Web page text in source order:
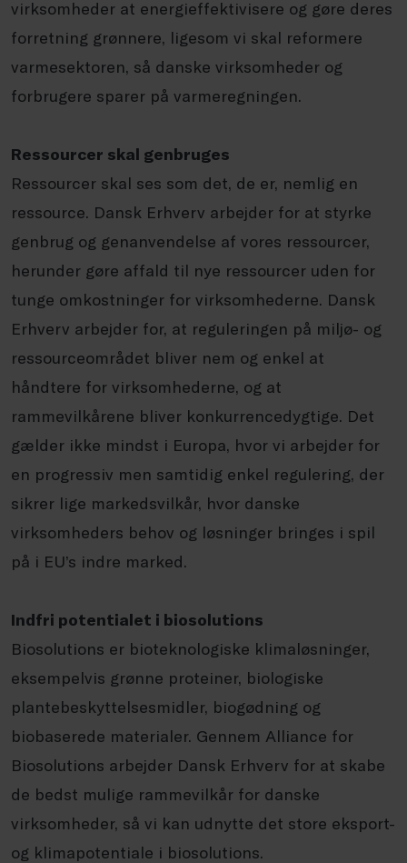
virksomheder at energieffektivisere og gøre deres
forretning grønnere, ligesom vi skal reformere
varmesektoren, så danske virksomheder og
forbrugere sparer på varmeregningen.
Ressourcer skal genbruges
Ressourcer skal ses som det, de er, nemlig en
ressource. Dansk Erhverv arbejder for at styrke
genbrug og genanvendelse af vores ressourcer,
herunder gøre affald til nye ressourcer uden for
tunge omkostninger for virksomhederne. Dansk
Erhverv arbejder for, at reguleringen på miljø- og
ressourceområdet bliver nem og enkel at
håndtere for virksomhederne, og at
rammevilkårene bliver konkurrencedygtige. Det
gælder ikke mindst i Europa, hvor vi arbejder for
en progressiv men samtidig enkel regulering, der
sikrer lige markedsvilkår, hvor danske
virksomheders behov og løsninger bringes i spil
på i EU’s indre marked.
Indfri potentialet i biosolutions
Biosolutions er bioteknologiske klimaløsninger,
eksempelvis grønne proteiner, biologiske
plantebeskyttelsesmidler, biogødning og
biobaserede materialer. Gennem Alliance for
Biosolutions arbejder Dansk Erhverv for at skabe
de bedst mulige rammevilkår for danske
virksomheder, så vi kan udnytte det store eksport-
og klimapotentiale i biosolutions.